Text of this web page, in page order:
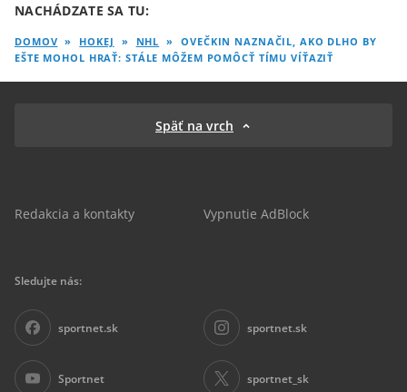
NACHÁDZATE SA TU:
DOMOV » HOKEJ » NHL »
OVEČKIN NAZNAČIL, AKO DLHO BY
EŠTE MOHOL HRAŤ: STÁLE MÔŽEM POMÔCŤ TÍMU VÍŤAZIŤ
Späť na vrch
Redakcia a kontakty Vypnutie AdBlock
Sledujte nás:
sportnet.sk sportnet.sk
Sportnet sportnet_sk